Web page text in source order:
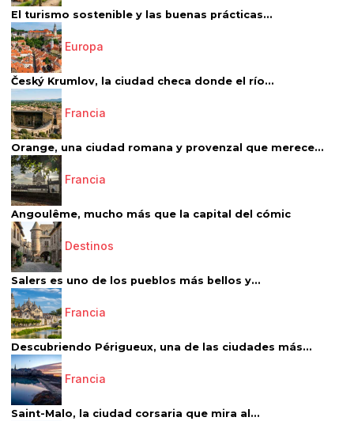
El turismo sostenible y las buenas prácticas...
Europa
Český Krumlov, la ciudad checa donde el río...
Francia
Orange, una ciudad romana y provenzal que merece...
Francia
Angoulême, mucho más que la capital del cómic
Destinos
Salers es uno de los pueblos más bellos y...
Francia
Descubriendo Périgueux, una de las ciudades más...
Francia
Saint-Malo, la ciudad corsaria que mira al...